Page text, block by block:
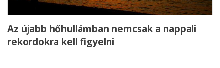
Az újabb hőhullámban nemcsak a nappali
rekordokra kell figyelni